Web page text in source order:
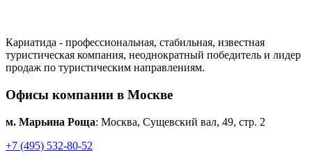
Кариатида - профессиональная, стабильная, известная
туристическая компания, неоднократный победитель и лидер
продаж по туристическим направлениям.
Офисы компании в Москве
м. Марьина Роща: Москва, Сущевский вал, 49, стр. 2
+7 (495) 532-80-52